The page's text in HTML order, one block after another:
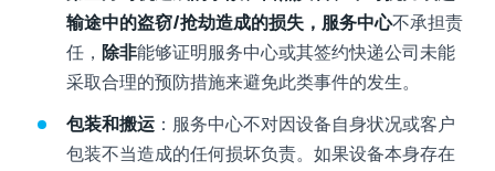
输途中的盗窃/抢劫造成的损失，服务中心不承担责
任， 除非能够证明服务中心或其签约快递公司未能
采取合理的预防措施来避免此类事件的发生。
包装和搬运 ：服务中心不对因设备自身状况或客户
包装不当造成的任何损坏负责。如果设备本身存在